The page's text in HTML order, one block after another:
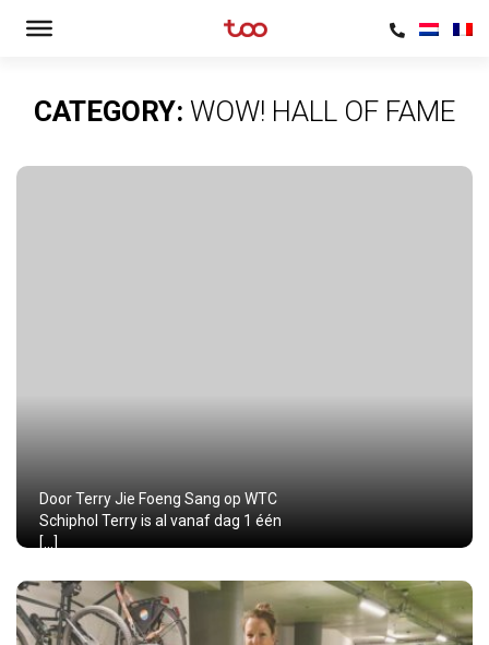
CATEGORY: WOW! HALL OF FAME
Door Terry Jie Foeng Sang op WTC
Schiphol Terry is al vanaf dag 1 één
[…]